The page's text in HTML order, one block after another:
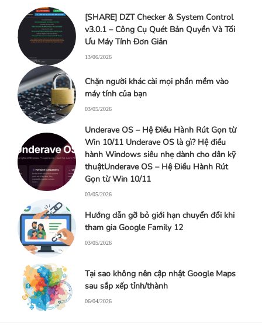
[SHARE] DZT Checker & System Control
v3.0.1 – Công Cụ Quét Bản Quyền Và Tối
Ưu Máy Tính Đơn Giản
13/06/2026
Chặn người khác cài mọi phần mềm vào
máy tính của bạn
03/05/2026
Underave OS – Hệ Điều Hành Rút Gọn từ
Win 10/11 Underave OS là gì? Hệ điều
hành Windows siêu nhẹ dành cho dân kỹ
thuậtUnderave OS – Hệ Điều Hành Rút
Gọn từ Win 10/11
03/05/2026
Hướng dẫn gỡ bỏ giới hạn chuyển đổi khi
tham gia Google Family 12
03/05/2026
Tại sao không nên cập nhật Google Maps
sau sắp xếp tỉnh/thành
06/04/2026